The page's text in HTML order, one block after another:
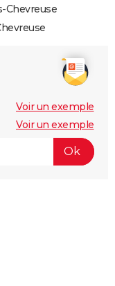
Chevreuse
Voir un exemple
Voir un exemple